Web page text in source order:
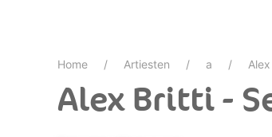
Home Artiesten a
Alex Britti -